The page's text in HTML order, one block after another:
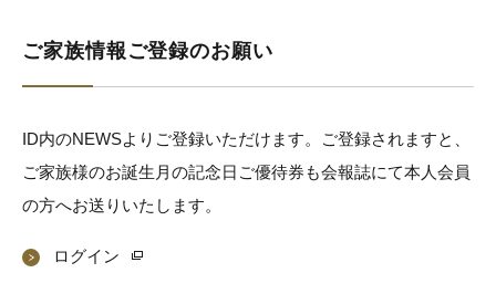
ご家族情報ご登録のお願い
ID内のNEWSよりご登録いただけます。ご登録されますと、
ご家族様のお誕生月の記念日ご優待券も会報誌にて本人会員
の方へお送りいたします。
ログイン